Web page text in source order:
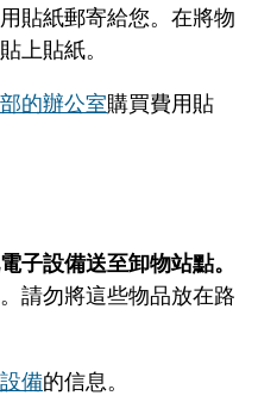
貼紙郵寄給您。在將物
上貼紙。
的辦公室購買費用貼
子設備送至卸物站點。
請勿將這些物品放在路
備的信息。